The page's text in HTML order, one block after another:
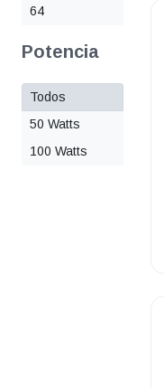
64
Potencia
Todos
50 Watts
100 Watts